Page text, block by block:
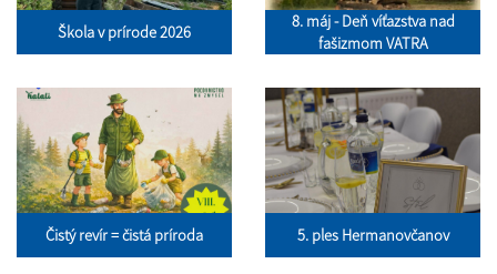
Škola v prírode 2026
8. máj - Deň víťazstva nad
fašizmom VATRA
Čistý revír = čistá príroda 5. ples Hermanovčanov